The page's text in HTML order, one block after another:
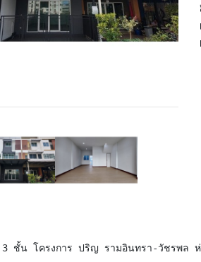
3 ชั้น โครงการ ปริญ รามอินทรา-วัชรพล